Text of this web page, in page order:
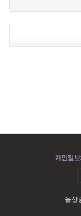
개인정
울산